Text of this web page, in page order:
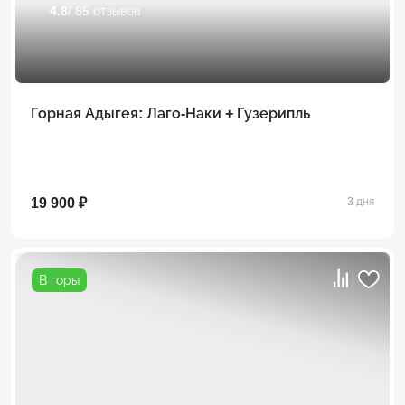
4.8/ 85 отзывов
Горная Адыгея: Лаго-Наки + Гузерипль
19 900 ₽ 3 дня
В горы